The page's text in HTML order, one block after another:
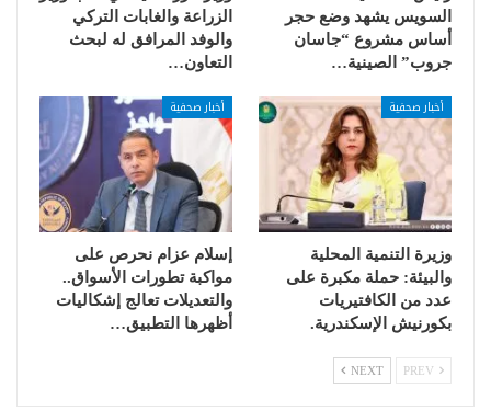
السويس يشهد وضع حجر
أساس مشروع “جاسان
جروب” الصينية…
الزراعة والغابات التركي
والوفد المرافق له لبحث
التعاون…
أخبار صحفية
وزيرة التنمية المحلية
والبيئة: حملة مكبرة على
عدد من الكافتيريات
بكورنيش الإسكندرية.
أخبار صحفية
إسلام عزام نحرص على
مواكبة تطورات الأسواق..
والتعديلات تعالج إشكاليات
أظهرها التطبيق…
NEXT